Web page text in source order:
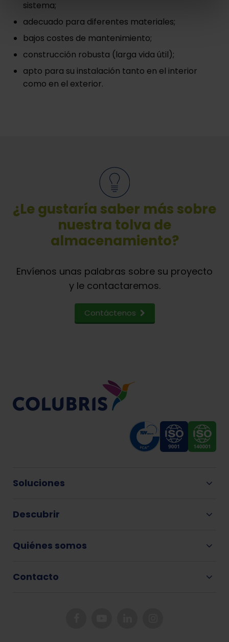
sistema;
adecuado para diferentes materiales;
bajos costes de mantenimiento;
construcción robusta (larga vida útil);
apto para su instalación tanto en el interior
como en el exterior.
¿Le gustaría saber más sobre
nuestra tolva de
almacenamiento?
Envíenos unas palabras sobre su proyecto
y le contactaremos.
Contáctenos
Soluciones
Descubrir
Quiénes somos
Contacto